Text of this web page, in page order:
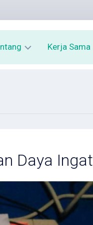
Kerja Sama
Daya Ingat